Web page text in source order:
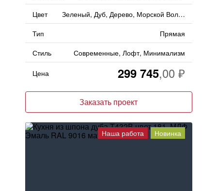
Цвет
Зеленый, Дуб, Дерево, Морской Волны, Голубой, Матовый
Тип
Прямая
Стиль
Современные, Лофт, Минимализм
Цена 299 745
Заказать проект
Наша работа Новинка